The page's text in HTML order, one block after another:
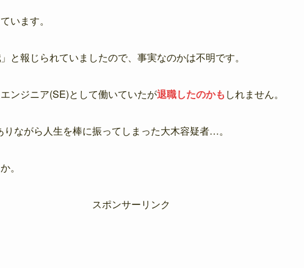
います。
」と報じられていましたので、事実なのかは不明です。
ンジニア(SE)として働いていたが退職したのかも しれません。
ながら人生を棒に振ってしまった大木容疑者…。
。
スポンサーリンク